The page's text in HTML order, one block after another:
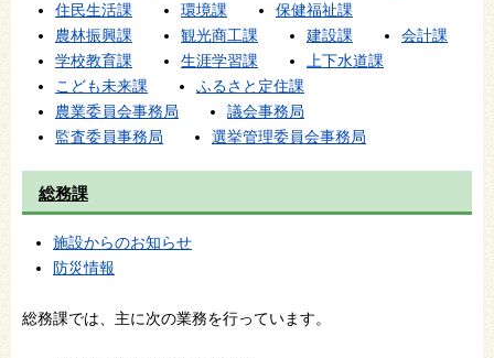
住民生活課
環境課
保健福祉課
農林振興課
観光商工課 建設課
会計課
学校教育課
生涯学習課
上下水道課
こども未来課
ふるさと定住課
農業委員会事務局
議会事務局
監査委員事務局
選挙管理委員会事務局
総務課
施設からのお知らせ
防災情報
総務課では、主に次の業務を行っています。